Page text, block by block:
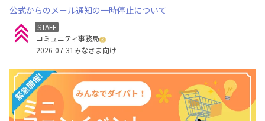
公式からのメール通知の一時停止について
STAFF
コミュニティ事務局
2026-07-31 みなさま向け